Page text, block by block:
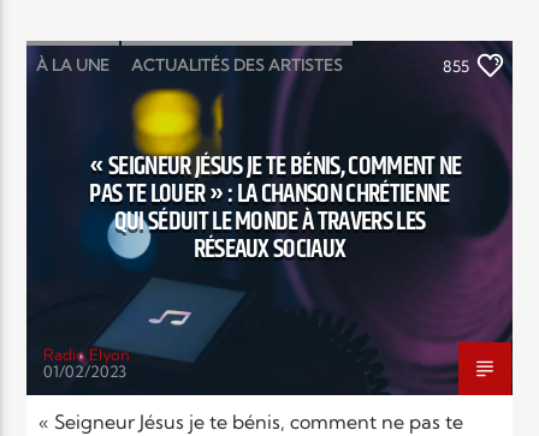
Elyon Live
Elyon Kids
À LA UNE ACTUALITÉS DES ARTISTES
CATÉGORIES EGLISE
LOUANGE MUSIC MUSIC
MUSIQUE
855
« SEIGNEUR JÉSUS JE TE BÉNIS, COMMENT NE
PAS TE LOUER » : LA CHANSON CHRÉTIENNE
QUI SÉDUIT LE MONDE À TRAVERS LES
RÉSEAUX SOCIAUX
Radio Elyon
01/02/2023
« Seigneur Jésus je te bénis, comment ne pas te